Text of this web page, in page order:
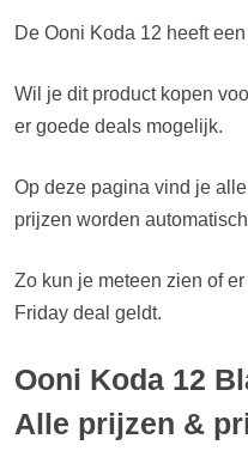
De Ooni Koda 12 heeft
Wil je dit product kopen
er goede deals mogelijk.
Op deze pagina vind je
prijzen worden
Zo kun je meteen zien of
Friday deal geldt.
Ooni Koda 12
Alle prijzen &